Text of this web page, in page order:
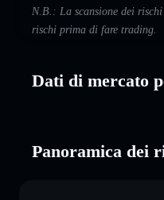
N.B.: La scansione dei
rischi prima di fare trading.
Dati di mercato
Panoramica dei